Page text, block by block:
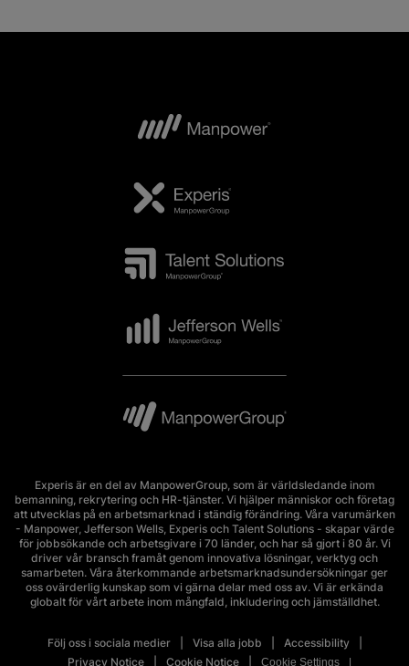
Experis är en del av ManpowerGroup, som är världsledande inom
bemanning, rekrytering och HR-tjänster. Vi hjälper människor och företag
att utvecklas på en arbetsmarknad i ständig förändring. Våra varumärken
- Manpower, Jefferson Wells, Experis och Talent Solutions - skapar värde
för jobbsökande och arbetsgivare i 70 länder, och har så gjort i 80 år. Vi
driver vår bransch framåt genom innovativa lösningar, verktyg och
samarbeten. Våra återkommande arbetsmarknadsundersökningar ger
oss ovärderlig kunskap som vi gärna delar med oss av. Vi är erkända
globalt för vårt arbete inom mångfald, inkludering och jämställdhet.
Följ oss i sociala medier Visa alla jobb
Accessibility
Privacy Notice
Cookie Notice Cookie Settings